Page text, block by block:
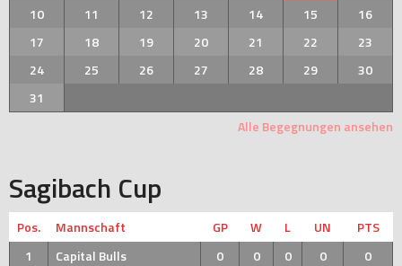
10
11 12 13 14 15
16
17
18 19 20 21 22
23
24
25 26 27 28 29
30
31
Alle Begegnungen ansehen
Sagibach Cup
Pos. Mannschaft GP W L UN
PTS
1
Capital Bulls 0 0 0 0
0